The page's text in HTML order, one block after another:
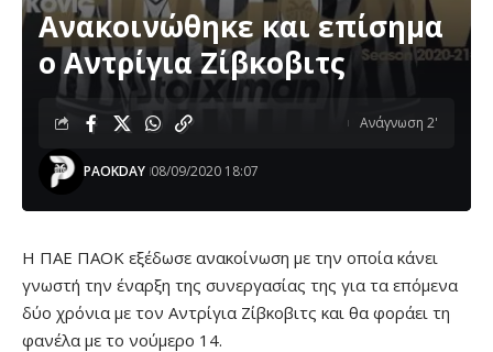
Ανακοινώθηκε και επίσημα
ο Αντρίγια Ζίβκοβιτς
PAOKDAY 08/09/2020 18:07
Ανάγνωση 2'
Η ΠΑΕ ΠΑΟΚ εξέδωσε ανακοίνωση με την οποία κάνει
γνωστή την έναρξη της συνεργασίας της για τα επόμενα
δύο χρόνια με τον Αντρίγια Ζίβκοβιτς και θα φοράει τη
φανέλα με το νούμερο 14.